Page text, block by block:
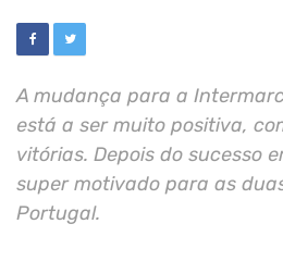
A mudança para a
está a ser muito positiva,
vitórias. Depois do sucesso
super motivado para as
Portugal.